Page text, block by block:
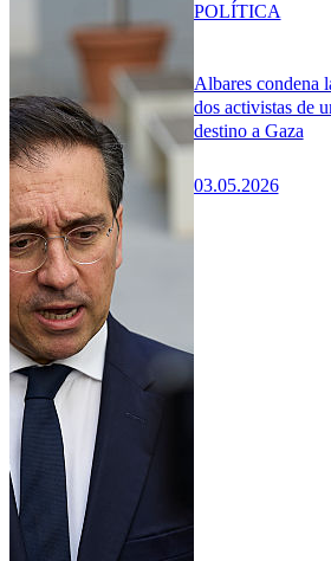
Albares condena
dos activistas de
destino a Gaza
03.05.2026
POLÍTICA